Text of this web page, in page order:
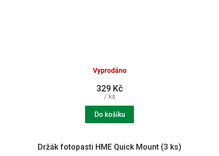
Vyprodáno
329 Kč
/ ks
Do košíku
Držák fotopasti HME Quick Mount (3 ks)